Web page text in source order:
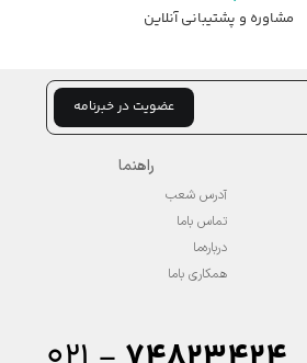
مشاوره و پشتیبانی آنلاین
عضویت در خبرنامه
راهنما
آدرس شعب
تماس باما
درباره‌ما
همکاری باما